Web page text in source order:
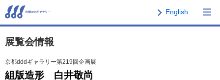
English
展覧会情報
京都dddギャラリー第219回企画展
組版造形 白井敬尚